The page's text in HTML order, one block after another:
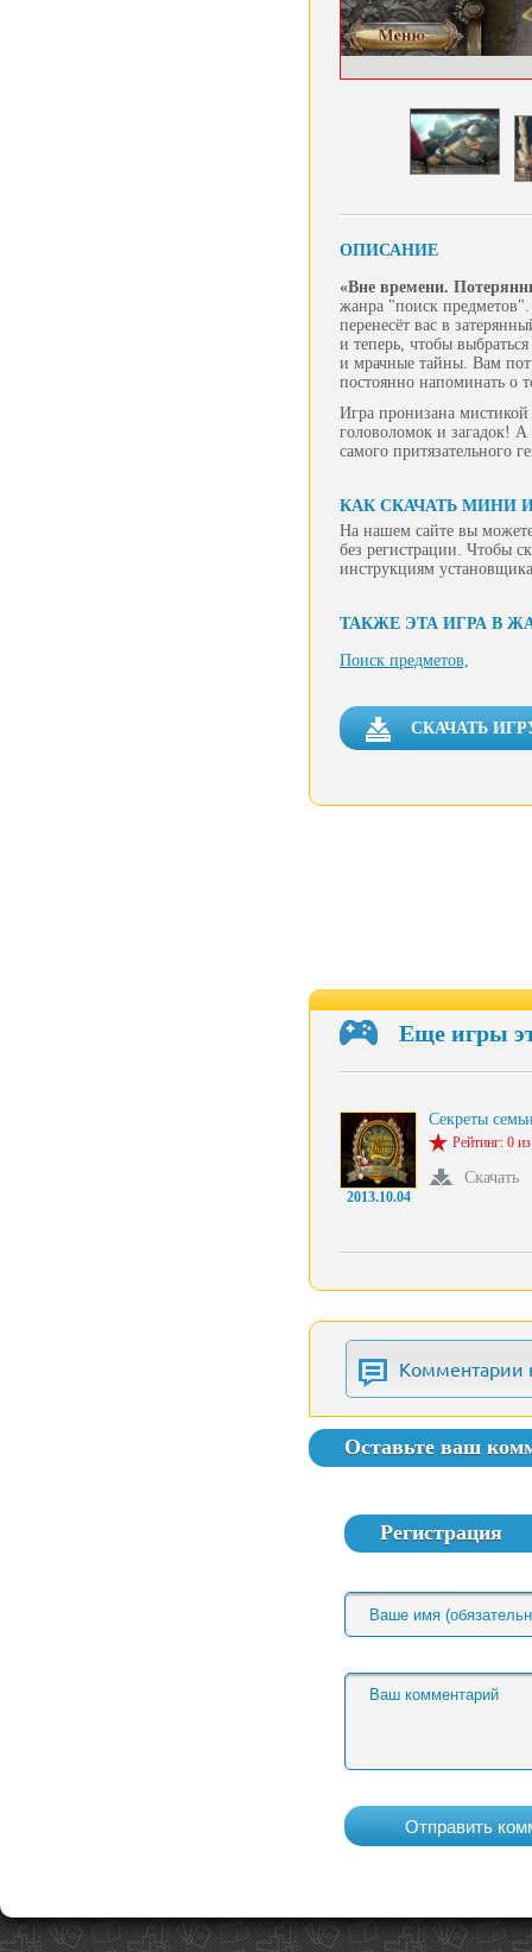
ОПИСАНИЕ
«Вне времени.
жанра "поиск предметов".
перенесёт вас в
и теперь, чтобы
и мрачные тайны. Вам
постоянно напоминать о
Игра пронизана
головоломок и загадок!
самого притязательного
КАК СКАЧАТЬ МИНИ
На нашем сайте вы
без регистрации. Чтобы
инструкциям
ТАКЖЕ ЭТА ИГРА В
Поиск предметов,
СКАЧАТЬ
Еще игры
2013.10.04
Секреты
Рейтинг: 0
Скачать
Комментарии
Оставьте ваш
Регистрация